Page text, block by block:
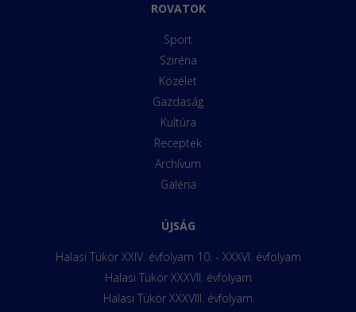
ROVATOK
Sport
Sziréna
Közélet
Gazdaság
Kultúra
Receptek
Archívum
Galéria
ÚJSÁG
Halasi Tükör XXIV. évfolyam 10. - XXXVI. évfolyam
Halasi Tükör XXXVII. évfolyam
Halasi Tükör XXXVIII. évfolyam